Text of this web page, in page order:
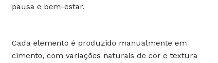
pausa e bem-estar.
Cada elemento é produzido manualmente em
cimento, com variações naturais de cor e textura